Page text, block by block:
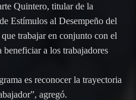
Quintero, titular de la
Estímulos al Desempeño del
trabajar en conjunto con el
a los trabajadores
es reconocer la trayectoria
agregó.